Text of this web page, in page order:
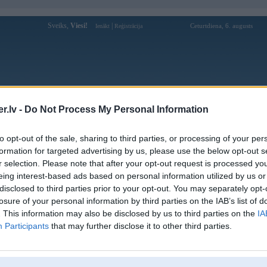
- Do Not Process My Personal Information
opt-out of the sale, sharing to third parties, or processing of your
for targeted advertising by us, please use the below opt-out
selection. Please note that after your opt-out request is processed
interest-based ads based on personal information utilized by us
to third parties prior to your opt-out. You may separately
of your personal information by third parties on the IAB’s list of
This information may also be disclosed by us to third parties on the
Participants that may further disclose it to other third parties.
Sveiks, Viesi! Ienākt Reģistrācija Ceturtdiena, 6. augusts
Forums Galerijas Reģistrācija Lietotāji
Lietotāja 57winpw profils
Lietotājvārds: 57winpw
Intereses:
57WIN – Plataforma de Entretenimento
Online para Jogadores
Ziņojumi forumā:
0
Pēdējie ziņojumi forumā